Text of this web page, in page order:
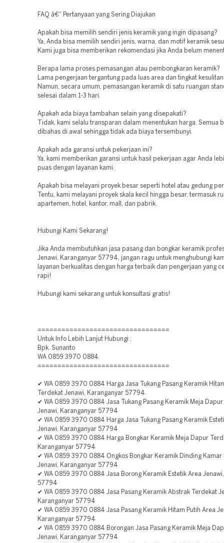
FAQ â€“ Pertanyaan yang Sering Diajukan
Apakah bisa memilih sendiri jenis keramik yang ingin dipasang?
Ya, Anda bisa memilih sendiri jenis, warna, dan motif keramik
Kami juga bisa memberikan rekomendasi jika Anda belum
Berapa lama proses pemasangan atau pembongkaran keramik?
Lama pengerjaan tergantung pada luas area dan tingkat
Namun, secara umum, pemasangan keramik di satu ruangan
selesai dalam 1-3 hari.
Apakah ada biaya tambahan selain yang disepakati?
Tidak, kami selalu transparan dalam menentukan harga. Semua
dibahas di awal sehingga tidak ada biaya tersembunyi.
Apakah ada garansi untuk pekerjaan ini?
Ya, kami memberikan garansi untuk hasil pekerjaan agar Anda
puas dengan layanan kami.
Apakah bisa melayani proyek besar seperti hotel atau gedung
Tentu, kami melayani proyek skala kecil hingga besar, termasuk
apartemen, hotel, kantor, mall, dan pabrik.
Hubungi Kami Sekarang!
Jika Anda membutuhkan jasa pasang dan bongkar keramik
Jenawi, Karanganyar 57794, jangan ragu untuk menghubungi
layanan berkualitas dengan harga terbaik dan pengerjaan yang
rapi!
Hubungi kami sekarang untuk konsultasi gratis!
=================================
Untuk Info Lebih Lanjut Hubungi :
Bpk. Sunanto
WA 0859 3970 0884
=================================
✔ WA 0859 3970 0884 Harga Jasa Tukang Pasang Keramik
Terdekat Jenawi, Karanganyar 57794
✔ WA 0859 3970 0884 Jasa Tukang Pasang Keramik Meja
Jenawi, Karanganyar 57794
✔ WA 0859 3970 0884 Harga Jasa Tukang Pasang Keramik
Jenawi, Karanganyar 57794
✔ WA 0859 3970 0884 Harga Bongkar Keramik Meja Dapur
Karanganyar 57794
✔ WA 0859 3970 0884 Ongkos Bongkar Keramik Dinding Kamar
Jenawi, Karanganyar 57794
✔ WA 0859 3970 0884 Jasa Borong Keramik Estetik Area
57794
✔ WA 0859 3970 0884 Jasa Pasang Keramik Abstrak Terdekat
Karanganyar 57794
✔ WA 0859 3970 0884 Jasa Pasang Keramik Hitam Putih Area
Karanganyar 57794
✔ WA 0859 3970 0884 Borongan Jasa Pasang Keramik Meja
Jenawi, Karanganyar 57794